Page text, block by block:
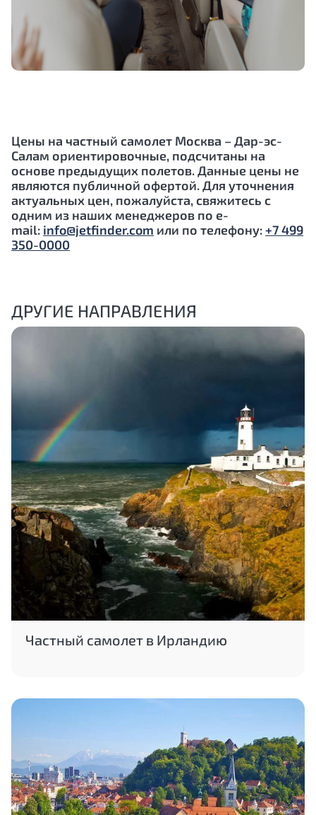
Цены на частный самолет Москва –Дар-эс-
Салам ориентировочные, подсчитаны на
основе предыдущих полетов. Данные цены не
являются публичной офертой. Для уточнения
актуальных цен, пожалуйста, свяжитесь с
одним из наших менеджеров по e-
mail: info@jetfinder.com или по телефону:+7 499
350-0000
ДРУГИЕ НАПРАВЛЕНИЯ
Частный самолет в Ирландию